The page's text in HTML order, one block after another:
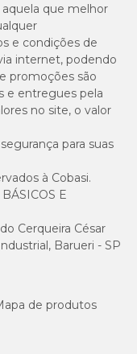
que melhor
e condições de
internet, podendo
promoções são
e entregues pela
no site, o valor
para suas
à Cobasi.
E
Cerqueira César
Barueri - SP
de produtos